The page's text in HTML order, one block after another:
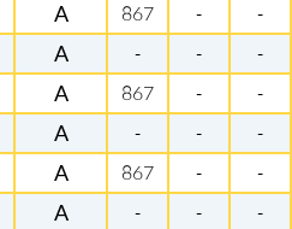
A 867 -
-
A - -
-
A 867 -
-
A - -
-
A 867 -
-
A - -
-